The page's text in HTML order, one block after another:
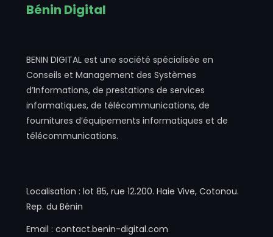
Bénin Digital
BENIN DIGITAL est une société spécialisée en
Conseils et Management des Systèmes
d’Informations, de prestations de services
informatiques, de télécommunications, de
fournitures d’équipements informatiques et de
télécommunications.
Localisation : lot 85, rue 12.200. Haie Vive, Cotonou.
Rep. du Bénin
Email : contact.benin-digital.com